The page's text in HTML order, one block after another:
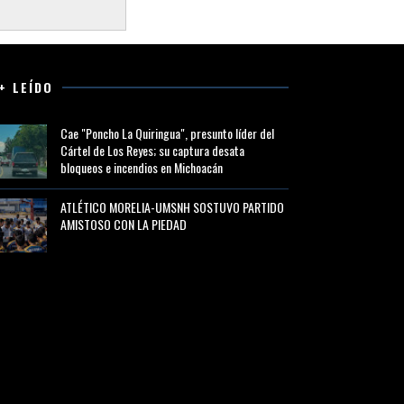
LEÍDO
Cae "Poncho La Quiringua", presunto líder del
Cártel de Los Reyes; su captura desata
bloqueos e incendios en Michoacán
ATLÉTICO MORELIA-UMSNH SOSTUVO PARTIDO
AMISTOSO CON LA PIEDAD